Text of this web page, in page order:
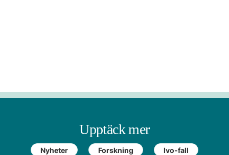
Upptäck mer
Nyheter Forskning Ivo-fall